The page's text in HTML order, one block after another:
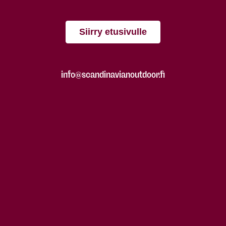
Siirry etusivulle
info@scandinavianoutdoor.fi